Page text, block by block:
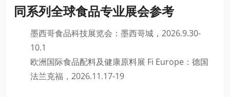
同系列全球食品专业展会参考
墨西哥食品科技展览会：墨西哥城，2026.9.30-
10.1
欧洲国际食品配料及健康原料展 Fi Europe：德国
法兰克福，2026.11.17-19